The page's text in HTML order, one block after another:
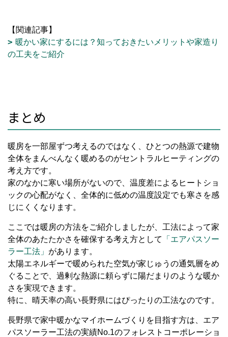
【関連記事】
暖かい家にするには？知っておきたいメリットや家造り
の工夫をご紹介
まとめ
暖房を一部屋ずつ考えるのではなく、ひとつの熱源で建物
全体をまんべんなく暖めるのがセントラルヒーティングの
考え方です。
家のなかに寒い場所がないので、温度差によるヒートショ
ックの心配がなく、全体的に低めの温度設定でも寒さを感
じにくくなります。
ここでは暖房の方法をご紹介しましたが、工法によって家
全体のあたたかさを確保する考え方として
「エアパスソー
ラー工法」 があります。
太陽エネルギーで暖められた空気が家じゅうの通気層をめ
ぐることで、過剰な熱源に頼らずに陽だまりのような暖か
さを実現できます。
特に、晴天率の高い長野県にはぴったりの工法なのです。
長野県で家中暖かなマイホームづくりを目指す方は、エア
パスソーラー工法の実績No.1のフォレストコーポレーショ